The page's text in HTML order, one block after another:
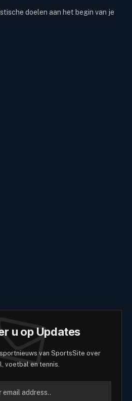
doelen aan het begin van je
u op Updates
van SportsSite over
voetbal en tennis.